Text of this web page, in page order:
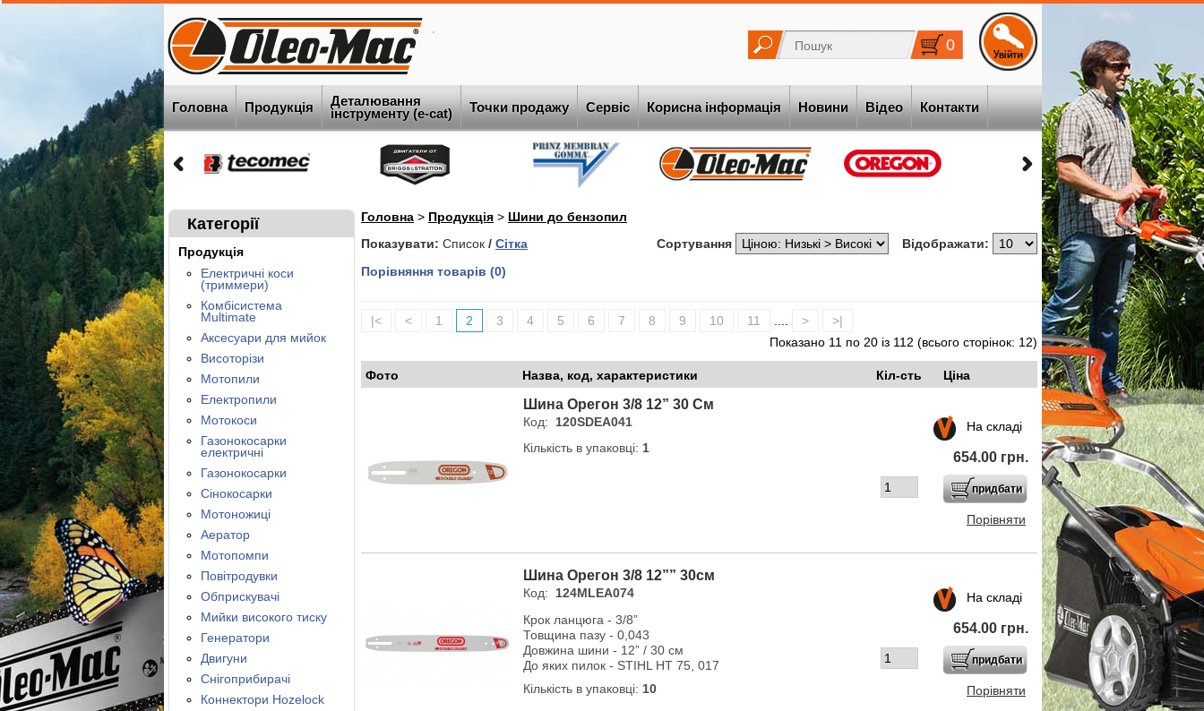
0
Головна Продукція
Деталювання
інструменту (e-cat)
Точки продажу Сервіс Корисна інформація Новини Відео Контакти
Категорії
Продукція
Електричні коси
(триммери)
Комбісистема
Multimate
Аксесуари для мийок
Висоторізи
Мотопили
Електропили
Мотокоси
Газонокосарки
електричні
Газонокосарки
Сінокосарки
Мотоножиці
Аератор
Мотопомпи
Повітродувки
Обприскувачі
Мийки високого тиску
Генератори
Двигуни
Снігоприбирачі
Коннектори Hozelock
Головна > Продукція > Шини до бензопил
Показувати: Список / Сітка Відображати:
Сортування
Порівняння товарів (0)
|< < 1 2 3 4 5 6 7 8 9 10 11 >
>|
Показано 11 по 20 із 112 (всього сторінок: 12)
Фото Назва, код, характеристики Кіл-сть Ціна
Шина Орегон 3/8 12” 30 См
На складі
654.00 грн.
Порівняти
Код:
120SDEA041
Кількість в упаковці: 1
Шина Орегон 3/8 12”” 30см
На складі
654.00 грн.
Порівняти
Код:
124MLEA074
Крок ланцюга - 3/8”
Товщина пазу - 0,043
Довжина шини - 12” / 30 см
До яких пилок - STIHL HT 75, 017
Кількість в упаковці: 10